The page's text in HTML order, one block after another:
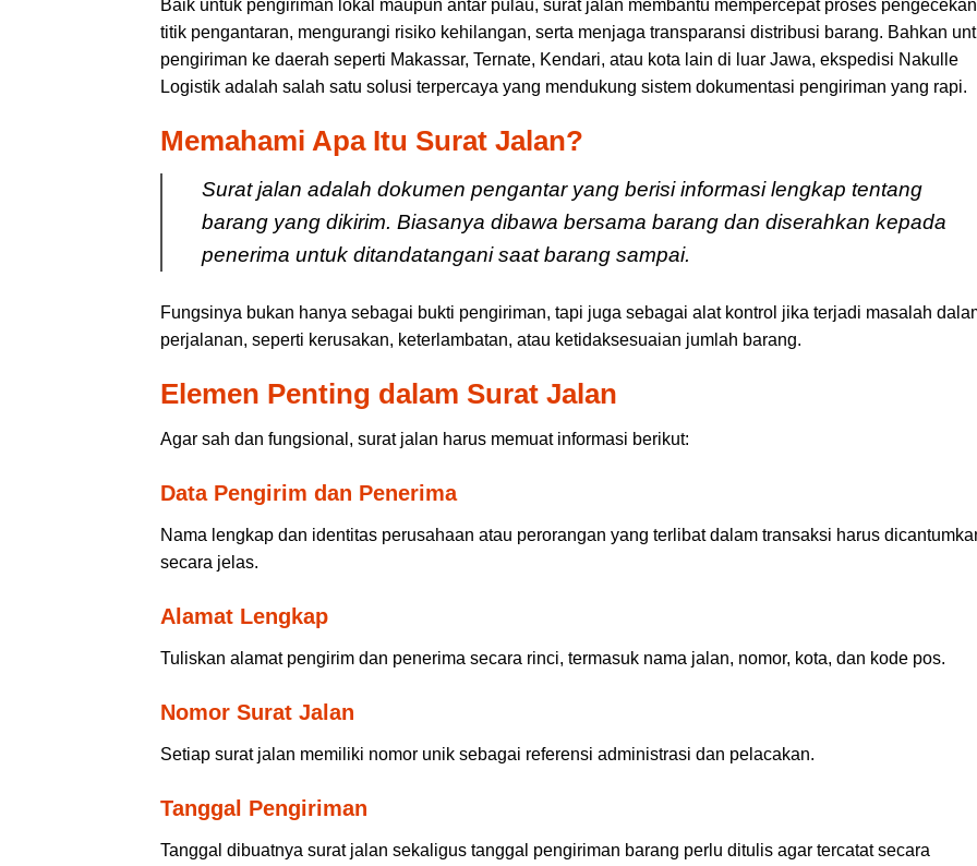
Baik untuk pengiriman lokal maupun antar pulau, surat jalan membantu mempercepat proses
titik pengantaran, mengurangi risiko kehilangan, serta menjaga transparansi distribusi barang. Bahkan
pengiriman ke daerah seperti Makassar, Ternate, Kendari, atau kota lain di luar Jawa, ekspedisi Nakulle
Logistik adalah salah satu solusi terpercaya yang mendukung sistem dokumentasi pengiriman yang rapi.
Memahami Apa Itu Surat Jalan?
Surat jalan adalah dokumen pengantar yang berisi informasi lengkap tentang
barang yang dikirim. Biasanya dibawa bersama barang dan diserahkan kepada
penerima untuk ditandatangani saat barang sampai.
Fungsinya bukan hanya sebagai bukti pengiriman, tapi juga sebagai alat kontrol jika terjadi masalah
perjalanan, seperti kerusakan, keterlambatan, atau ketidaksesuaian jumlah barang.
Elemen Penting dalam Surat Jalan
Agar sah dan fungsional, surat jalan harus memuat informasi berikut:
Data Pengirim dan Penerima
Nama lengkap dan identitas perusahaan atau perorangan yang terlibat dalam transaksi harus
secara jelas.
Alamat Lengkap
Tuliskan alamat pengirim dan penerima secara rinci, termasuk nama jalan, nomor, kota, dan kode pos.
Nomor Surat Jalan
Setiap surat jalan memiliki nomor unik sebagai referensi administrasi dan pelacakan.
Tanggal Pengiriman
Tanggal dibuatnya surat jalan sekaligus tanggal pengiriman barang perlu ditulis agar tercatat secara